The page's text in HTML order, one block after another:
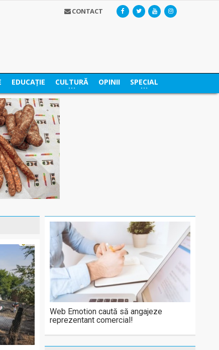
CONTACT
EDUCAȚIE CULTURĂ OPINII SPECIAL
Web Emotion caută să angajeze
reprezentant comercial!